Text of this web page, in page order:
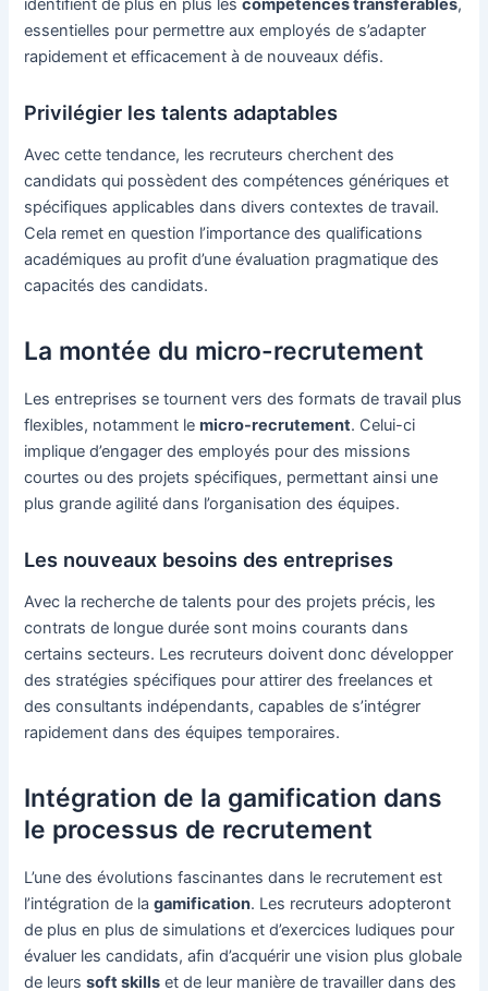
identifient de plus en plus lescompétences transférables,
essentielles pour permettre aux employés de s’adapter
rapidement et efficacement à de nouveaux défis.
Privilégier les talents adaptables
Avec cette tendance, les recruteurs cherchent des
candidats qui possèdent des compétences génériques et
spécifiques applicables dans divers contextes de travail.
Cela remet en question l’importance des qualifications
académiques au profit d’une évaluation pragmatique des
capacités des candidats.
La montée du micro-recrutement
Les entreprises se tournent vers des formats de travail plus
flexibles, notamment lemicro-recrutement. Celui-ci
implique d’engager des employés pour des missions
courtes ou des projets spécifiques, permettant ainsi une
plus grande agilité dans l’organisation des équipes.
Les nouveaux besoins des entreprises
Avec la recherche de talents pour des projets précis, les
contrats de longue durée sont moins courants dans
certains secteurs. Les recruteurs doivent donc développer
des stratégies spécifiques pour attirer des freelances et
des consultants indépendants, capables de s’intégrer
rapidement dans des équipes temporaires.
Intégration de la gamification dans
le processus de recrutement
L’une des évolutions fascinantes dans le recrutement est
l’intégration de lagamification. Les recruteurs adopteront
de plus en plus de simulations et d’exercices ludiques pour
évaluer les candidats, afin d’acquérir une vision plus globale
de leurssoft skills et de leur manière de travailler dans des